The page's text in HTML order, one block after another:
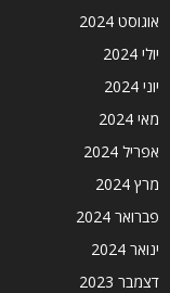
אוגוסט 2024
יולי 2024
יוני 2024
מאי 2024
אפריל 2024
מרץ 2024
פברואר 2024
ינואר 2024
דצמבר 2023